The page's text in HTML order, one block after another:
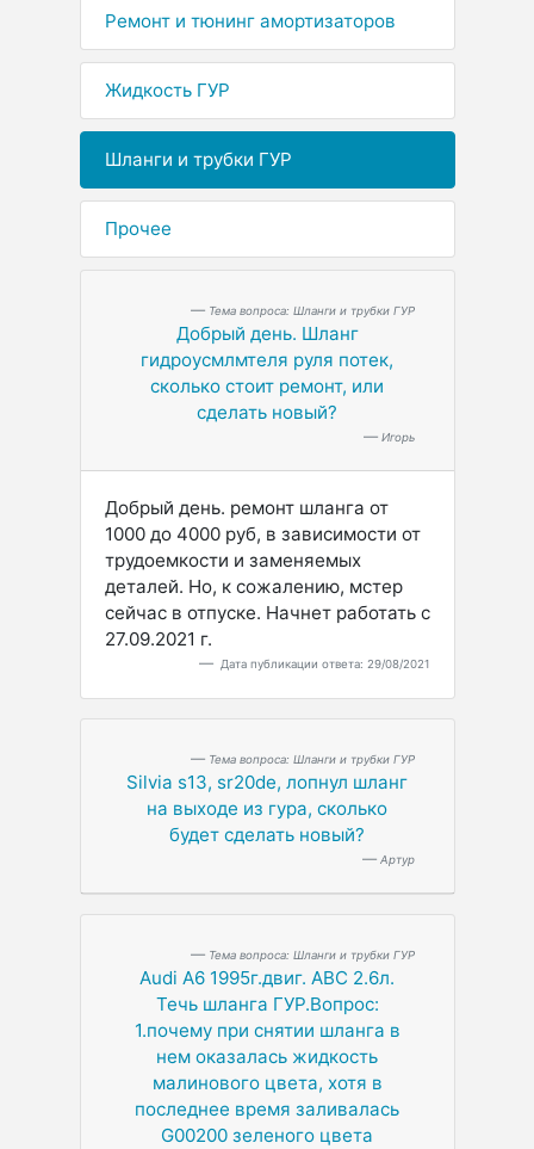
Ремонт и тюнинг амортизаторов
Жидкость ГУР
Шланги и трубки ГУР
Прочее
Тема вопроса: Шланги и трубки ГУР
Добрый день. Шланг
гидроусмлмтеля руля потек,
сколько стоит ремонт, или
сделать новый?
Игорь
Добрый день. ремонт шланга от
1000 до 4000 руб, в зависимости от
трудоемкости и заменяемых
деталей. Но, к сожалению, мстер
сейчас в отпуске. Начнет работать с
27.09.2021 г.
Дата публикации ответа: 29/08/2021
Тема вопроса: Шланги и трубки ГУР
Silvia s13, sr20de, лопнул шланг
на выходе из гура, сколько
будет сделать новый?
Артур
Тема вопроса: Шланги и трубки ГУР
Audi A6 1995г.двиг. ABC 2.6л.
Течь шланга ГУР.Вопрос:
1.почему при снятии шланга в
нем оказалась жидкость
малинового цвета, хотя в
последнее время заливалась
G00200 зеленого цвета